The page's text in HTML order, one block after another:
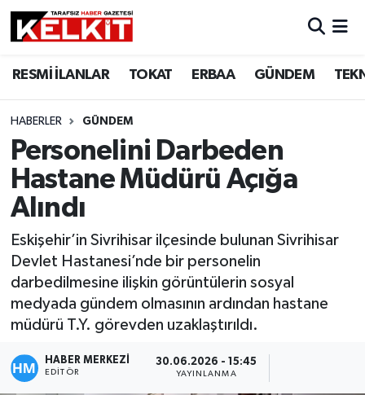
RESMİ İLANLAR TOKAT ERBAA GÜNDEM
HABERLER GÜNDEM
Personelini Darbeden
Hastane Müdürü Açığa
Alındı
Eskişehir’in Sivrihisar ilçesinde bulunan Sivrihisar
Devlet Hastanesi’nde bir personelin
darbedilmesine ilişkin görüntülerin sosyal
medyada gündem olmasının ardından hastane
müdürü T.Y. görevden uzaklaştırıldı.
HABER MERKEZİ
EDITÖR
30.06.2026 - 15:45
YAYINLANMA